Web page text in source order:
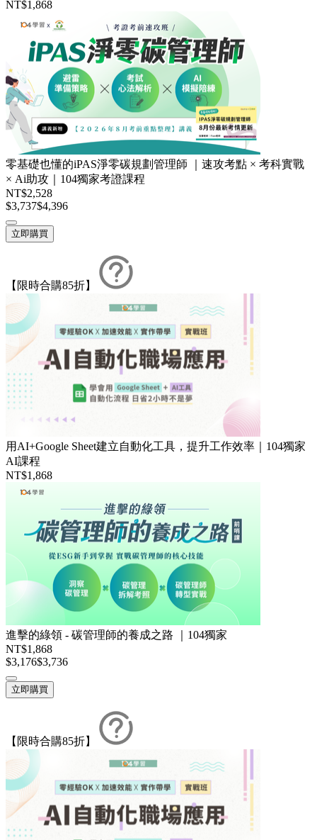
NT$1,868
零基礎也懂的iPAS淨零碳規劃管理師 ｜速攻考點 × 考科實戰
× Ai助攻｜104獨家考證課程
NT$2,528
$3,737$4,396
立即購買
【限時合購85折】
用AI+Google Sheet建立自動化工具，提升工作效率｜104獨家
AI課程
NT$1,868
進擊的綠領 - 碳管理師的養成之路 ｜104獨家
NT$1,868
$3,176$3,736
立即購買
【限時合購85折】